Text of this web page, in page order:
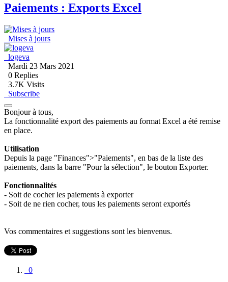
Paiements : Exports Excel
Mises à jours
logeva
Mardi 23 Mars 2021
0 Replies
3.7K Visits
Subscribe
Bonjour à tous,
La fonctionnalité export des paiements au format Excel a été remise
en place.
Utilisation
Depuis la page "Finances">"Paiements", en bas de la liste des
paiements, dans la barre "Pour la sélection", le bouton Exporter.
Fonctionnalités
- Soit de cocher les paiements à exporter
- Soit de ne rien cocher, tous les paiements seront exportés
Vos commentaires et suggestions sont les bienvenus.
0